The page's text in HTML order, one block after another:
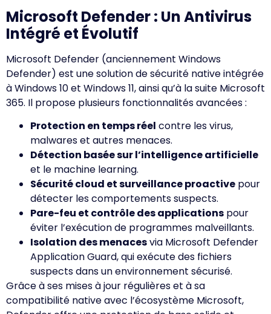
Microsoft Defender : Un Antivirus
Intégré et Évolutif
Microsoft Defender (anciennement Windows
Defender) est une solution de sécurité native intégrée
à Windows 10 et Windows 11, ainsi qu’à la suite Microsoft
365. Il propose plusieurs fonctionnalités avancées :
Protection en temps réel contre les virus,
malwares et autres menaces.
Détection basée sur l’intelligence artificielle
et le machine learning.
Sécurité cloud et surveillance proactive pour
détecter les comportements suspects.
Pare-feu et contrôle des applications pour
éviter l’exécution de programmes malveillants.
Isolation des menacesvia Microsoft Defender
Application Guard, qui exécute des fichiers
suspects dans un environnement sécurisé.
Grâce à ses mises à jour régulières et à sa
compatibilité native avec l’écosystème Microsoft,